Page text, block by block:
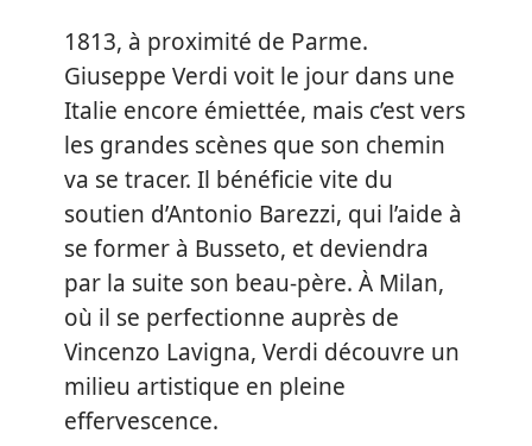
1813, à proximité de Parme.
Giuseppe Verdi voit le jour dans une
Italie encore émiettée, mais c’est vers
les grandes scènes que son chemin
va se tracer. Il bénéficie vite du
soutien d’Antonio Barezzi, qui l’aide à
se former à Busseto, et deviendra
par la suite son beau-père. À Milan,
où il se perfectionne auprès de
Vincenzo Lavigna, Verdi découvre un
milieu artistique en pleine
effervescence.